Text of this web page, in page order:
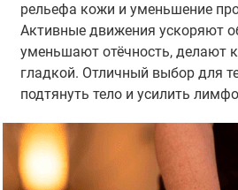
рельефа кожи и уменьшение
Активные движения ускоряют
уменьшают отёчность, делают
гладкой. Отличный выбор для
подтянуть тело и усилить